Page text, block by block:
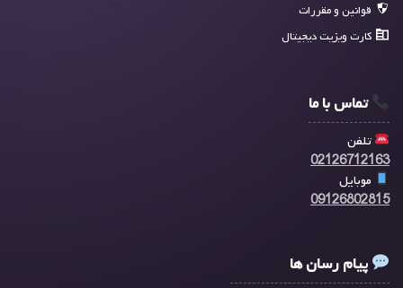
قوانین و مقررات
کارت ویزیت دیجیتال
تماس با ما
تلفن
02126712163
موبایل
09126802815
پیام رسان ها